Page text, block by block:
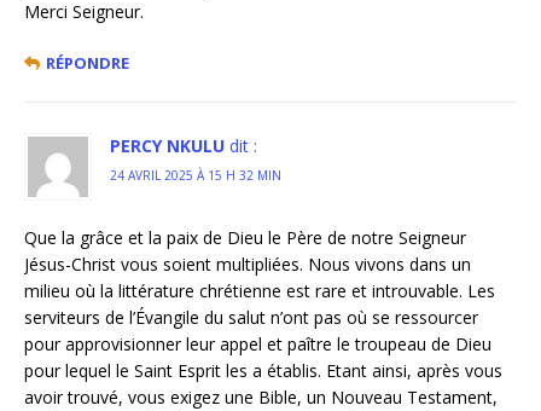
Merci Seigneur.
RÉPONDRE
PERCY NKULU dit :
24 AVRIL 2025 À 15 H 32 MIN
Que la grâce et la paix de Dieu le Père de notre Seigneur
Jésus-Christ vous soient multipliées. Nous vivons dans un
milieu où la littérature chrétienne est rare et introuvable. Les
serviteurs de l’Évangile du salut n’ont pas où se ressourcer
pour approvisionner leur appel et paître le troupeau de Dieu
pour lequel le Saint Esprit les a établis. Etant ainsi, après vous
avoir trouvé, vous exigez une Bible, un Nouveau Testament,